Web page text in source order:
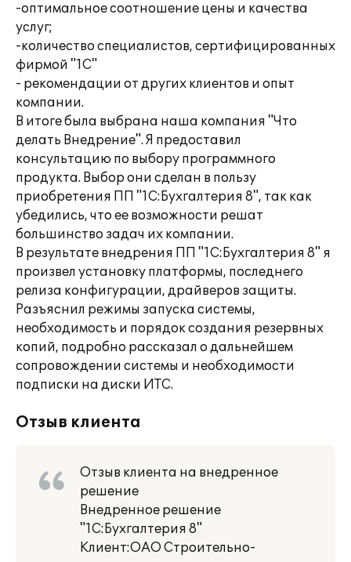
-оптимальное соотношение цены и качества
услуг;
-количество специалистов, сертифицированных
фирмой "1С"
- рекомендации от других клиентов и опыт
компании.
В итоге была выбрана наша компания "Что
делать Внедрение". Я предоставил
консультацию по выбору программного
продукта. Выбор они сделан в пользу
приобретения ПП "1С:Бухгалтерия 8", так как
убедились, что ее возможности решат
большинство задач их компании.
В результате внедрения ПП "1С:Бухгалтерия 8" я
произвел установку платформы, последнего
релиза конфигурации, драйверов защиты.
Разъяснил режимы запуска системы,
необходимость и порядок создания резервных
копий, подробно рассказал о дальнейшем
сопровождении системы и необходимости
подписки на диски ИТС.
Отзыв клиента
Отзыв клиента на внедренное
решение
Внедренное решение
"1C:Бухгалтерия 8"
Клиент:ОАО Строительно-